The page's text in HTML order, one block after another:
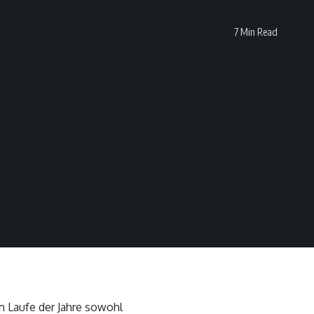
7 Min Read
Laufe der Jahre sowohl